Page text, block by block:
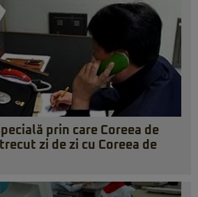
prin care Coreea de
zi de zi cu Coreea de